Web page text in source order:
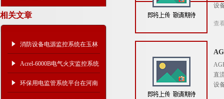
相关文章
消防设备电源监控系统在玉林
盛世豪庭项目的应用
Acrel-6000B电气火灾监控系统
在迈大食品（山东）有限公司
环保用电监管系统平台在河南
设
查
直
设